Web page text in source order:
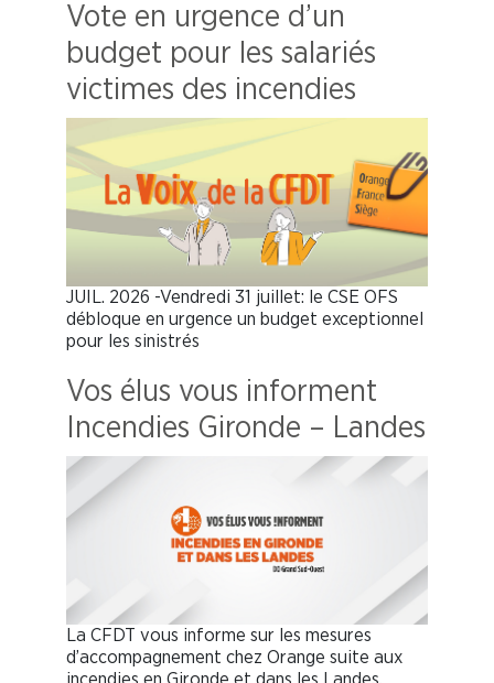
Vote en urgence d’un
budget pour les salariés
victimes des incendies
JUIL. 2026 -Vendredi 31 juillet: le CSE OFS
débloque en urgence un budget exceptionnel
pour les sinistrés
Vos élus vous informent
Incendies Gironde – Landes
La CFDT vous informe sur les mesures
d’accompagnement chez Orange suite aux